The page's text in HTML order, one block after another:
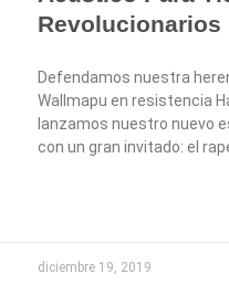
Revolucionarios
Defendamos nuestra
Wallmapu en resistencia
lanzamos nuestro nuevo
con un gran invitado: el
diciembre 19, 2019